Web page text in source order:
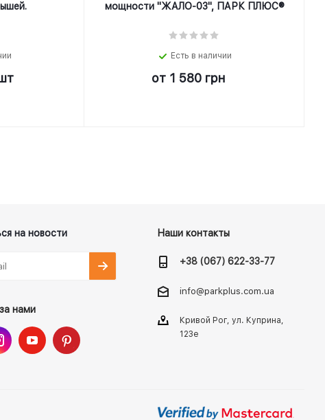
мощности "ЖАЛО-03", ПАРК ПЛЮС®
Есть в наличии
от 1 580 грн
на новости
нами
Наши контакты
+38 (067) 622-33-77
info@parkplus.com.ua
Кривой Рог, ул. Куприна,
123е